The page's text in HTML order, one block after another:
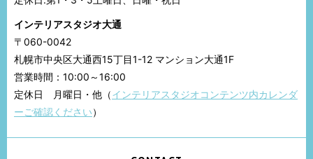
インテリアスタジオ大通
〒060-0042
札幌市中央区大通西15丁目1-12 マンション大通1F
営業時間：10:00～16:00
定休日 月曜日・他（インテリアスタジオコンテンツ内カレンダ
ーご確認ください）